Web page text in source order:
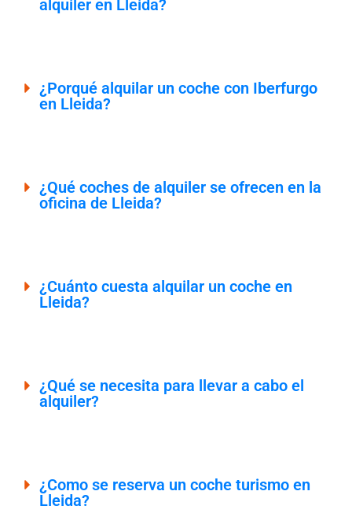
alquiler en Lleida?
¿Porqué alquilar un coche con Iberfurgo
en Lleida?
¿Qué coches de alquiler se ofrecen en la
oficina de Lleida?
¿Cuánto cuesta alquilar un coche en
Lleida?
¿Qué se necesita para llevar a cabo el
alquiler?
¿Como se reserva un coche turismo en
Lleida?